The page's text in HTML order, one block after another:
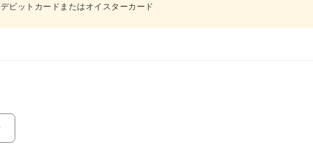
ビットカードまたはオイスターカード